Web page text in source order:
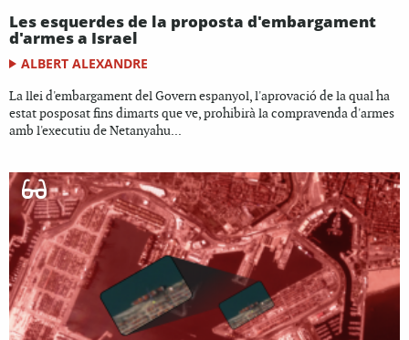
Les esquerdes de la proposta d'embargament
d'armes a Israel
ALBERT ALEXANDRE
La llei d'embargament del Govern espanyol, l'aprovació de la qual ha
estat posposat fins dimarts que ve, prohibirà la compravenda d'armes
amb l'executiu de Netanyahu...